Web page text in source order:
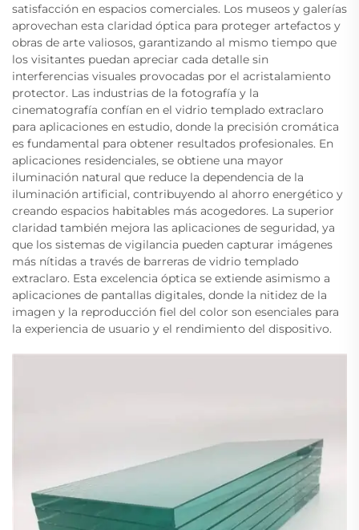
satisfacción en espacios comerciales. Los museos y galerías
aprovechan esta claridad óptica para proteger artefactos y
obras de arte valiosos, garantizando al mismo tiempo que
los visitantes puedan apreciar cada detalle sin
interferencias visuales provocadas por el acristalamiento
protector. Las industrias de la fotografía y la
cinematografía confían en el vidrio templado extraclaro
para aplicaciones en estudio, donde la precisión cromática
es fundamental para obtener resultados profesionales. En
aplicaciones residenciales, se obtiene una mayor
iluminación natural que reduce la dependencia de la
iluminación artificial, contribuyendo al ahorro energético y
creando espacios habitables más acogedores. La superior
claridad también mejora las aplicaciones de seguridad, ya
que los sistemas de vigilancia pueden capturar imágenes
más nítidas a través de barreras de vidrio templado
extraclaro. Esta excelencia óptica se extiende asimismo a
aplicaciones de pantallas digitales, donde la nitidez de la
imagen y la reproducción fiel del color son esenciales para
la experiencia de usuario y el rendimiento del dispositivo.